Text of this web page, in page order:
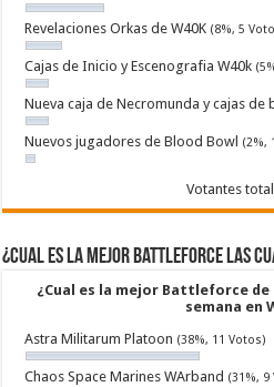
Revelaciones Orkas de W40K (8%, 5
Cajas de Inicio y Escenografia W40k
Nueva caja de Necromunda y cajas de
Nuevos jugadores de Blood Bowl (2%,
Votantes
¿Cual es la mejor Battleforce las
¿Cual es la mejor Battleforce
semana en
Astra Militarum Platoon (38%, 11 Votos)
Chaos Space Marines WArband (31%, 9